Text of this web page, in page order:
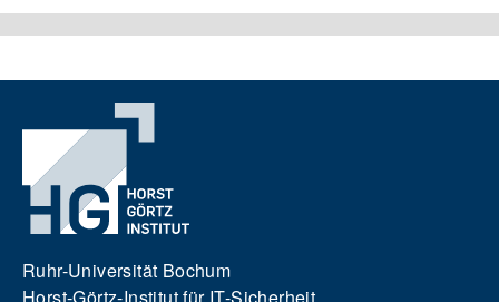
Ruhr-Universität Bochum
Horst-Görtz-Institut für IT-Sicherheit